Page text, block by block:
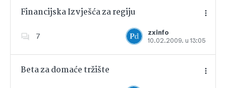
Financijska Izvješća za regiju
7
zxinfo
10.02.2009. u 13:05
Dodajte u favorite
Beta za domaće tržište